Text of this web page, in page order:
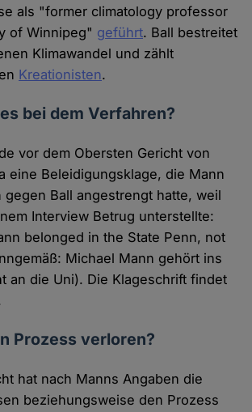
als "former climatology professor
of Winnipeg" geführt. Ball bestreitet
Klimawandel und zählt
Kreationisten.
bei dem Verfahren?
vor dem Obersten Gericht von
eine Beleidigungsklage, die Mann
gegen Ball angestrengt hatte, weil
Interview Betrug unterstellte:
belonged in the State Penn, not
Michael Mann gehört ins
an die Uni). Die Klageschrift findet
Prozess verloren?
hat nach Manns Angaben die
beziehungsweise den Prozess